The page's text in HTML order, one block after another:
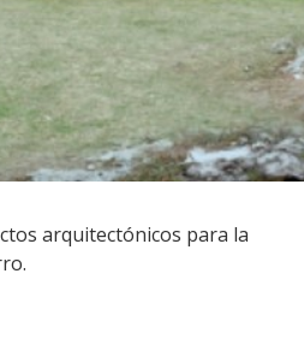
arquitectónicos para la